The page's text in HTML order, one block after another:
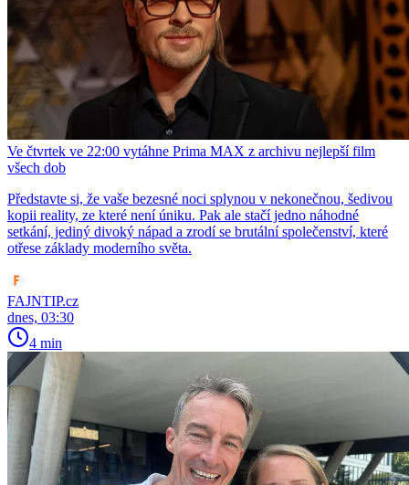
Ve čtvrtek ve 22:00 vytáhne Prima MAX z archivu nejlepší film
všech dob
Představte si, že vaše bezesné noci splynou v nekonečnou, šedivou
kopii reality, ze které není úniku. Pak ale stačí jedno náhodné
setkání, jediný divoký nápad a zrodí se brutální společenství, které
otřese základy moderního světa.
FAJNTIP.cz
dnes, 03:30
4 min